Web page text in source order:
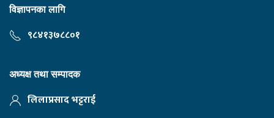
विज्ञापनका लागि
९८४१३७८८०१
अध्यक्ष तथा सम्पादक
लिलाप्रसाद भट्टराई